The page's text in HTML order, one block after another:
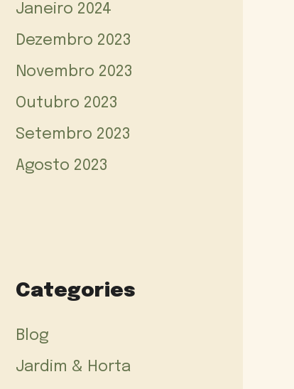
Janeiro 2024
Dezembro 2023
Novembro 2023
Outubro 2023
Setembro 2023
Agosto 2023
Categories
Blog
Jardim & Horta